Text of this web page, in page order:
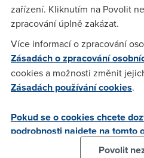
uz ne, coz je skoda. Ale stale
otestovani jen telenoru:
Michal(3.5.2005 16:56:25)
Ještě když zkusím moje číslo na
4 Mb a na adrese https://
prý nepůjde vůbec žádná dsl,
zařízení. Kliknutím na Povolit
zpracování úplně zakázat.
Více informací o zpracování
Zásadách o zpracování
cookies a možnosti změnit
Zásadách používání cookies.
Pokud se o cookies chcete
podrobnosti najdete na tomto
Povolit